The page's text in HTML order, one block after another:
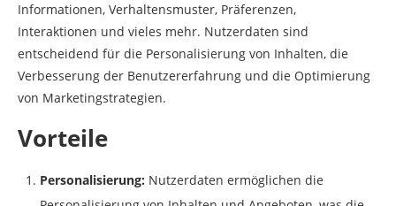
Informationen, Verhaltensmuster, Präferenzen,
Interaktionen und vieles mehr. Nutzerdaten sind
entscheidend für die Personalisierung von Inhalten, die
Verbesserung der Benutzererfahrung und die Optimierung
von Marketingstrategien.
Vorteile
Personalisierung: Nutzerdaten ermöglichen die